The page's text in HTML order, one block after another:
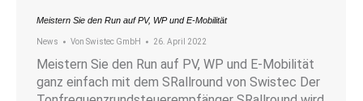
Meistern Sie den Run auf PV, WP und E-Mobilität
News Von Swistec GmbH 26. April 2022
Meistern Sie den Run auf PV, WP und E-Mobilität
ganz einfach mit dem SRallround von Swistec Der